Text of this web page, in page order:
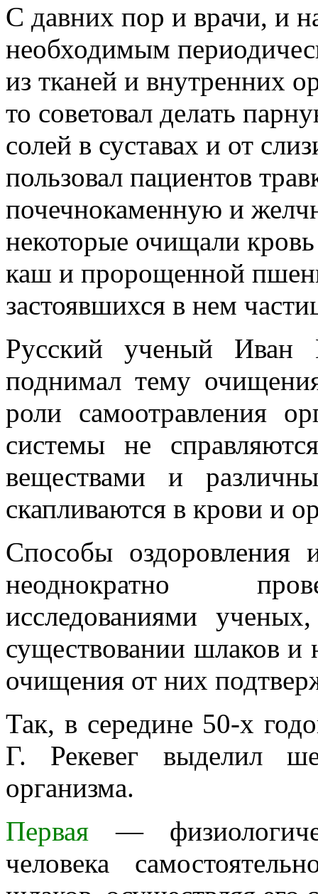
С давних пор и врачи, и
необходимым
из тканей и внутренних
то советовал делать
солей в суставах и от
пользовал пациентов
почечнокаменную и
некоторые очищали
каш и пророщенной
застоявшихся в нем
Русский ученый Иван
поднимал тему
роли самоотравления
системы не
веществами и
скапливаются в крови и
Способы оздоровления
неоднократно
исследованиями
существовании шлаков и
очищения от них
Так, в середине 50-х
Г. Рекевег выделил
организма.
Первая —
человека